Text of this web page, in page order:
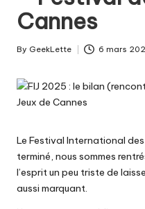
t
e
Cannes
Posted
By GeekLette 6 mars
Le Festival International
terminé, nous sommes
l’esprit un peu triste de
aussi marquant.